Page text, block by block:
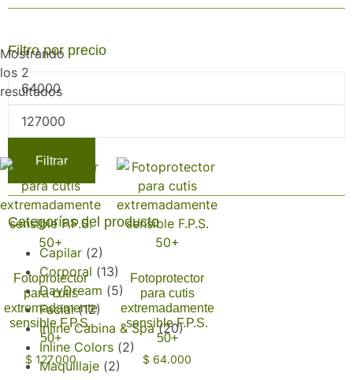
Filtro por precio
Filtrar
Categorías del producto
Capilar (2)
Corporal (13)
DayDream (5)
Facial (12)
Inline Cabina & Spa (20)
Inline Colors (2)
Maquillaje (2)
Mostrando
los 2
resultados
Fotoprotector
para cutis
extremadamente
sensible F.P.S.
50+
$127.000
Fotoprotector
para cutis
extremadamente
sensible F.P.S.
50+
$ 64.000